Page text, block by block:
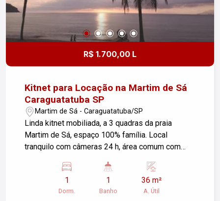
R$ 1.700,00 L
Kitnet para Locação na Martim de Sá
Caraguatatuba SP
Martim de Sá - Caraguatatuba/SP
Linda kitnet mobiliada, a 3 quadras da praia
Martim de Sá, espaço 100% família. Local
tranquilo com câmeras 24 h, área comum com
água, luz, internet, IPTU no valor do aluguel. O
inquilino pode utilizar a cozinha da área comum e
aproveitar todo o espaço interno de sua unidade,
1
Dorm.
1
Banho
36 m²
A. Útil